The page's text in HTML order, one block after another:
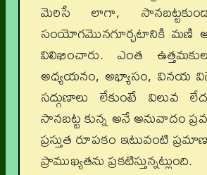
మెరిసే లాగా,
సంయోగమొనగూర్చటానికి మణి
విలిఖించారు. ఎంత
అధ్యయనం, అభ్యాసం, వినయ
సద్గుణాలు లేకుంటే విలువ
సానబట్ట కున్న అనే అనువాదం
ప్రస్తుత రూపకం ఇటువంటి
ప్రాముఖ్యతను ప్రకటిస్తున్నట్లుంది.